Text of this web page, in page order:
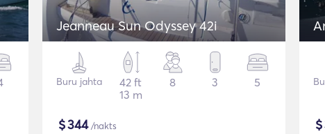
Jeanneau Sun Odyssey 42i
Buru jahta
42 ft
13 m
8 3 5
$344/nakts $